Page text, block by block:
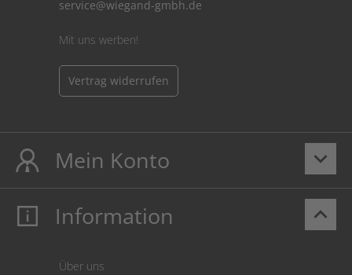
service@wiegand-gmbh.de
Mit uns werben!
Vertrag widerrufen
keyboard_arrow_down
Mein Konto
Mein Konto
keyboard_arrow_up
Information
Über uns